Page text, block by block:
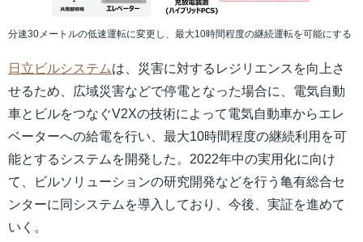
分速30メートルの低速運転に変更し、最大10時間程度の継続運転を可能にする
日立ビルシステムは、災害に対するレジリエンスを向上さ
せるため、広域災害などで停電となった場合に、電気自動
車とビルをつなぐV2Xの技術によって電気自動車からエレ
ベーターへの給電を行い、最大10時間程度の継続利用を可
能とするシステムを開発した。2022年中の実用化に向け
て、ビルソリューションの研究開発などを行う亀有総合セ
ンターに同システムを導入しており、今後、実証を進めて
いく。